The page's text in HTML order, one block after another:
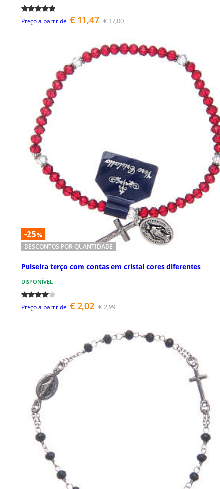
Preço a partir de € 11,47 € 17,00
-25%
DESCONTOS POR QUANTIDADE
Pulseira terço com contas em cristal cores diferentes
DISPONÍVEL
Preço a partir de € 2,02 € 2,99